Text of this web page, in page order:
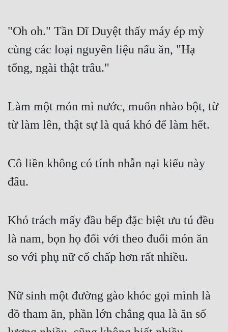
"Oh oh." Tần Dĩ Duyệt thấy máy ép mỳ
cùng các loại nguyên liệu nấu ăn, "Hạ
tổng, ngài thật trâu."
Làm một món mì nước, muốn nhào bột, từ
từ làm lên, thật sự là quá khó để làm hết.
Cô liền không có tính nhẫn nại kiểu này
đâu.
Khó trách mấy đầu bếp đặc biệt ưu tú đều
là nam, bọn họ đối với theo đuổi món ăn
so với phụ nữ cố chấp hơn rất nhiều.
Nữ sinh một đường gào khóc gọi mình là
đồ tham ăn, phần lớn chẳng qua là ăn số